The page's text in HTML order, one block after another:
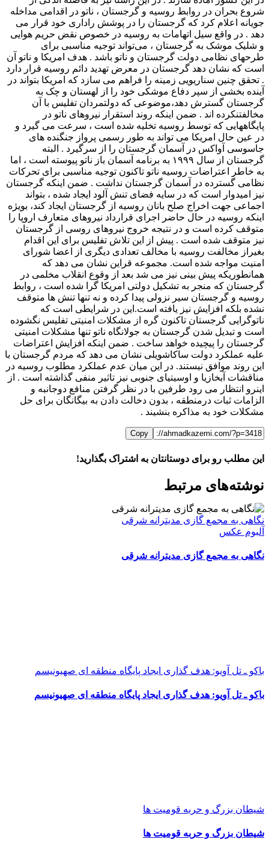
شروع بحران در روابط روسیه و گرجستان ، ناتو در اقدامی مداخله
جویانه اعلام کرد که گرجستان را در پوشش راداری خود قرار می
دهد . در واقع سیل اتهامات به روسیه در خصوص نقض حریم هوایی
و شلیک موشک به گرجستان ، می‌تواند توجیه مناسبی برای
طرحهای نظامی دولت گرجستان و ناتو باشد . هدف امریکا و ناتو آن
است که نشان دهد گرجستان در معرض تهدید دائم روسیه قرار دارد
. تحقق چنین سناریویی زمینه را فراهم می سازد که امریکا بتواند در
آینده بخشی از سپر دفاع موشکی خود را از لهستان و چک به
گرجستان گسترش دهد،موضوعی که دولتمردان تفلیس با آن
مخالفتنکرده اند . ضمن اینکه روند استقرار نیروهای ناتو در
پایگاههایی که توسط روسیه تخلیه شده است ، سرعت می گیرد و
در عین حال امریکا می تواند به طور رسمی پرواز جنگنده های
جاسوسی آواکس در آسمان گرجستان را از سرگیرد . البته
گرجستان از سال ۱۹۹۹ به برنامه آسمان باز ناتو پیوسته است ، اما
به خاطر اعتراضات روسیه ناتو تاکنون توجیه مناسبی برای تحرکات
نظامی گسترده در آسمان گرجستان نداشت . ضمن اینکه گرجستان
نیز امیدوار است که در سایه فضای تنش آلود ایجاد شده ، بتواند
اجماعی جهت اخراج صلح بانان روسیه از گرجستان ایجاد کند، بویژه
اینکه روسیه در حال حاضر اجرای قرارداد نیروهای متعارف اروپا را
متوقف کرده است و در نتیجه خروج نیروهای روسی از گرجستان
نیز متوقف شده است . پیش از این تلاش تفلیس برای این اقدام
بغیراز مخالفت روسیه با مخالف تعدادی دیگری از اعضا شورای
امنیت مواجه شده است. مجموعه قراین نشان می دهد که
همانطوریکه پیش بینی نیز می شد بعد از وقوع انقلاب مخلمی در
گرجستان که منجر به تشکیل دولتی امریکا گرا شده است ، روابط
روسیه و گرجستان سیر نزولی پیدا کرده و نه تنها تنش ها متوقف
نشده بلکه افزایش نیز یافته است.این در شرایطی است که
ناتوگرایی گرجستان تاکنون گره از مشکلات امنیتی تفلیس نگشوده
است و تبدیل شدن گرجستان به جولانگاه ناتو تنها مشکلات امنیتی
گرجستان را پیچیده خواهد ساخت . ضمن اینکه افزایش اعتراضات
علیه عملکرد دولت ساکاشویلی نشان می دهد که مردم گرجستان با
این روند موافق نیستند. در این میان عدم عملکرد مطلوب روسیه در
مناقشات آبخازیا و اوسیتیای جنوبی نیز تاثیر منفی گذاشته است . از
اینرو انتظار می رود طرفین با در نظر گرفتن منافع دوجانبه و
الزامات ثبات درمنطقه ، بدون دخالت دادن به بیگانگان برای حل
مشکلات خود به مذاکره بنشیند .
Copy
این مطلب رو برای دوستانتان به اشتراک بگذارید!
FacebookX
LinkedIn
WhatsApp
Telegram
ایمیل
نوشته‌‌های مرتبط
نگاهی به مجمع گازی مدیترانه شرقی
آلبوم عکس
نگاهی به مجمع گازی مدیترانه شرقی
باکو ـ تل آویو: هدف گذاری ایجاد پایگاه منطقه ای صهیونیسم
باکو ـ تل آویو: هدف گذاری ایجاد پایگاه منطقه ای صهیونیسم
شیطان بزرگ و حربه قومیت ها
شیطان بزرگ و حربه قومیت ها